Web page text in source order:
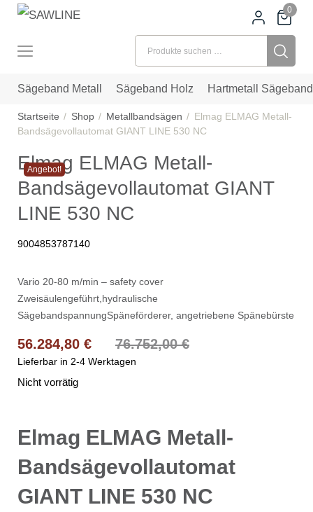
0
Suchen nach:
Sägeband Metall Sägeband Holz Hartmetall Sägeband
Startseite Shop Metallbandsägen
Elmag ELMAG Metall-
Bandsägevollautomat GIANT LINE 530 NC
Elmag ELMAG Metall-
Bandsägevollautomat GIANT
LINE 530 NC
9004853787140
Angebot!
Vario 20-80 m/min – safety cover
Zweisäulengeführt,hydraulische
SägebandspannungSpäneförderer, angetriebene Spänebürste
76.752,00€
Ursprünglicher Preis war: 76.752,00 €
56.284,80 €
Aktueller Preis ist: 56.284,80 €.
Lieferbar in 2-4 Werktagen
Nicht vorrätig
Elmag ELMAG Metall-
Bandsägevollautomat
GIANT LINE 530 NC